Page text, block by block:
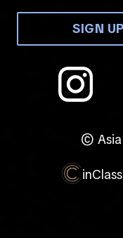
SIGN
© Asia